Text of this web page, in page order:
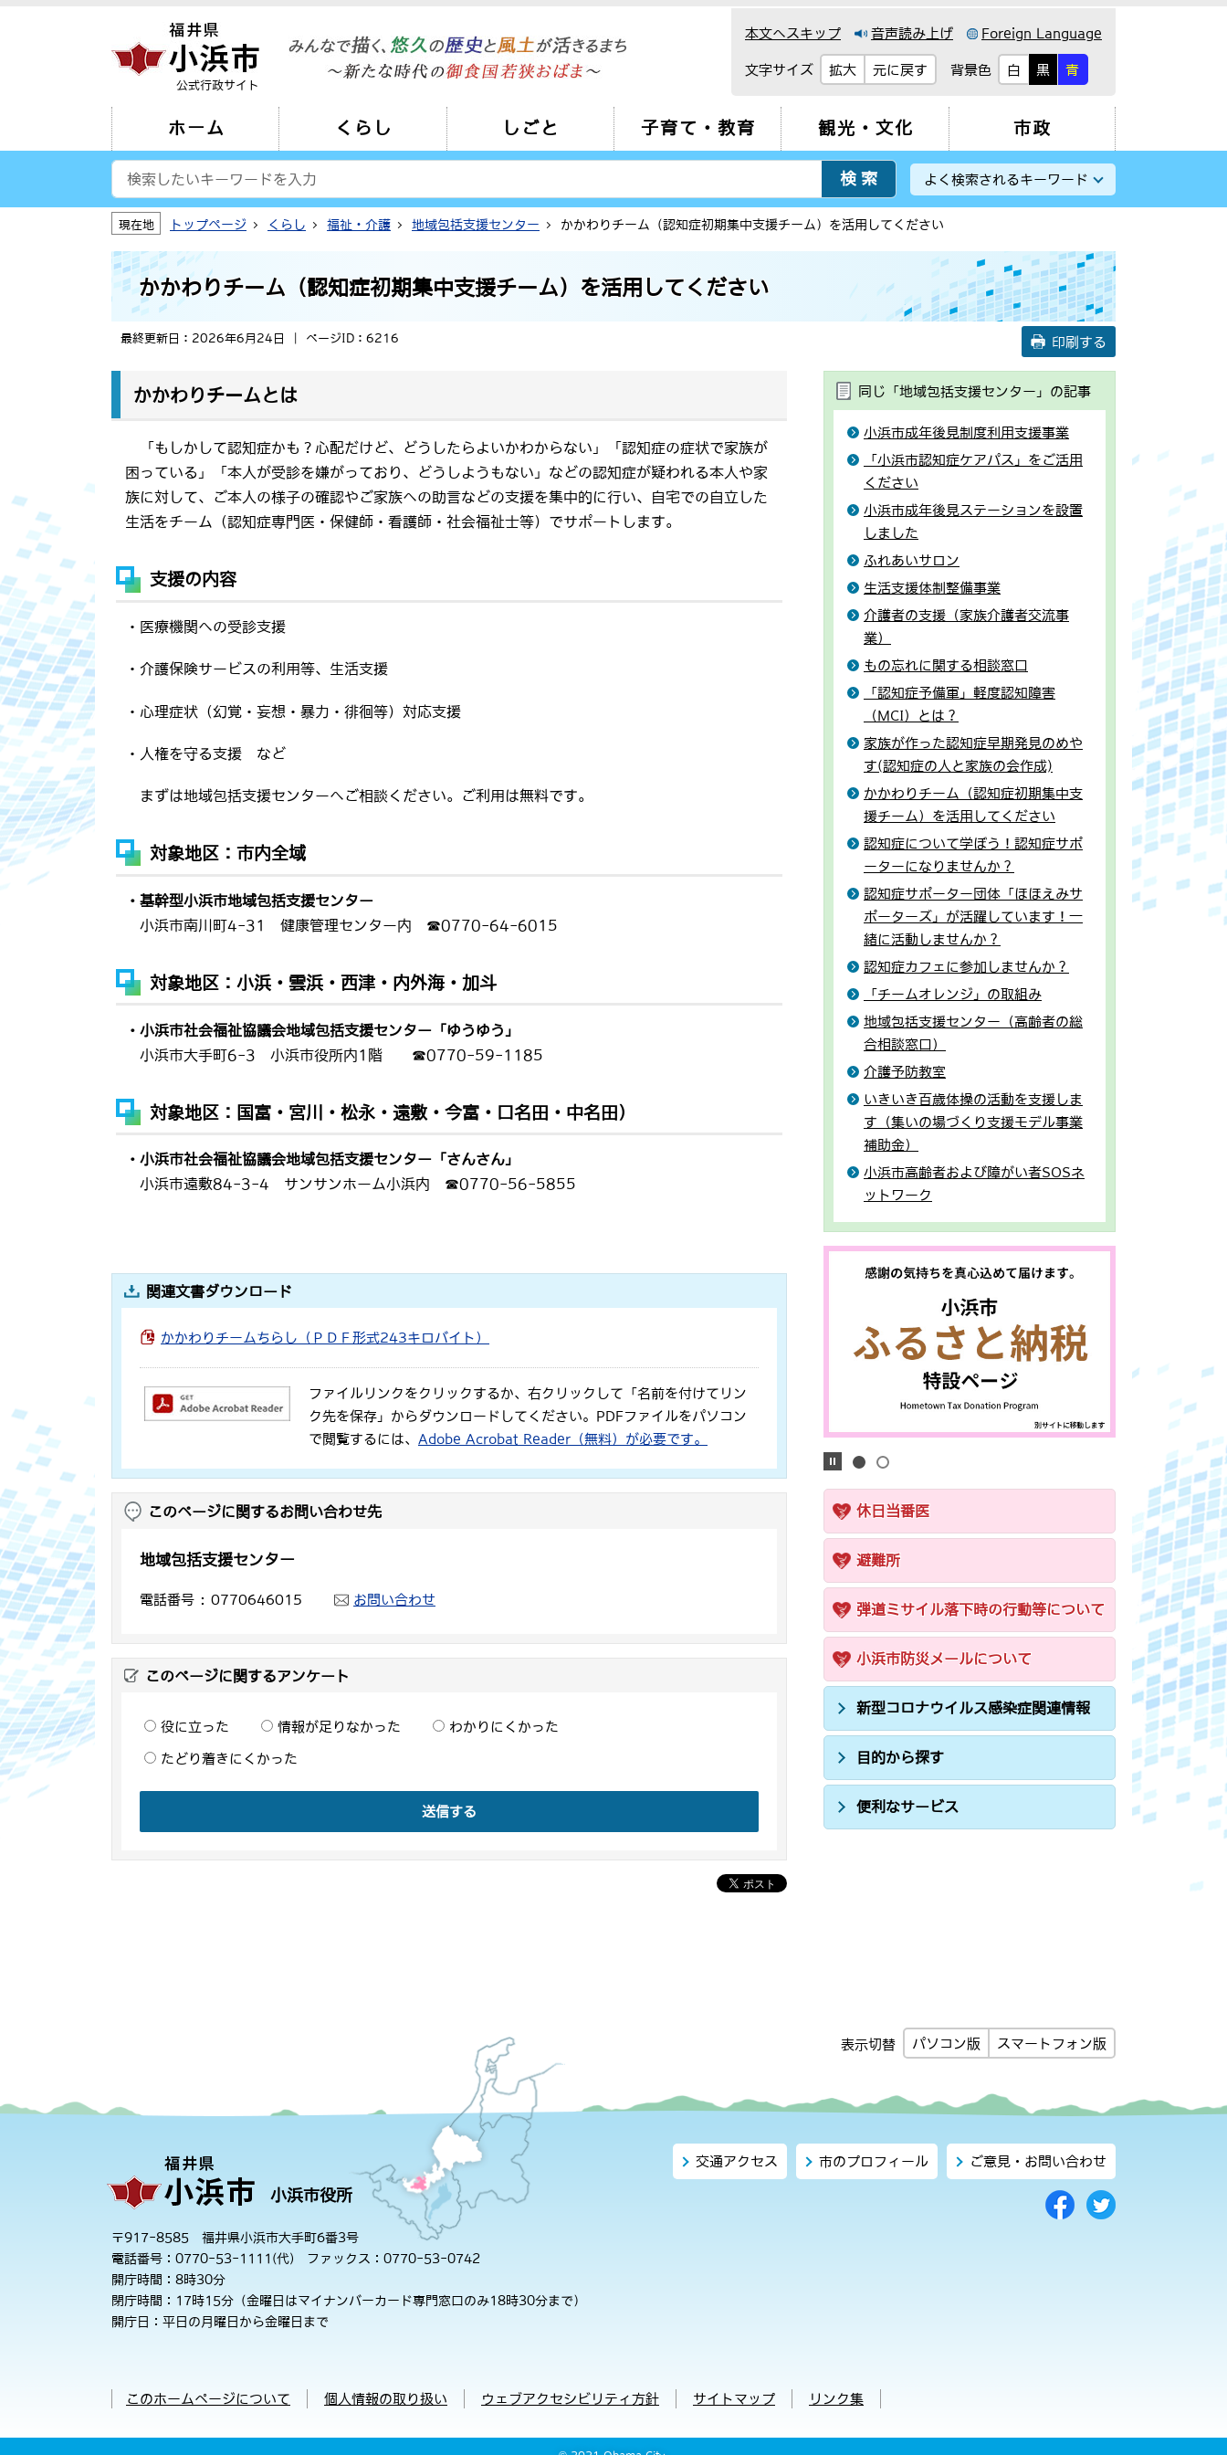
公式行政サイト
本文へスキップ 音声読み上げ Foreign Language
文字サイズ 拡大 元に戻す 背景色 白 黒 青
ホーム くらし しごと 子育て・教育 観光・文化 市政
よく検索されるキーワード
現在地 トップページ くらし 福祉・介護 地域包括支援センター かかわりチーム（認知症初期集中支援チーム）を活用してください
かかわりチーム（認知症初期集中支援チーム）を活用してください
最終更新日：2026年6月24日 ページID：6216 印刷する
かかわりチームとは
「もしかして認知症かも？心配だけど、どうしたらよいかわからない」「認知症の症状で家族が
困っている」「本人が受診を嫌がっており、どうしようもない」などの認知症が疑われる本人や家
族に対して、ご本人の様子の確認やご家族への助言などの支援を集中的に行い、自宅での自立した
生活をチーム（認知症専門医・保健師・看護師・社会福祉士等）でサポートします。
支援の内容
・医療機関への受診支援
・介護保険サービスの利用等、生活支援
・心理症状（幻覚・妄想・暴力・徘徊等）対応支援
・人権を守る支援 など
まずは地域包括支援センターへご相談ください。ご利用は無料です。
対象地区：市内全域
・基幹型小浜市地域包括支援センター
小浜市南川町4-31 健康管理センター内 ☎0770-64-6015
対象地区：小浜・雲浜・西津・内外海・加斗
・小浜市社会福祉協議会地域包括支援センター「ゆうゆう」
小浜市大手町6-3 小浜市役所内1階 ☎0770-59-1185
対象地区：国富・宮川・松永・遠敷・今富・口名田・中名田）
・小浜市社会福祉協議会地域包括支援センター「さんさん」
小浜市遠敷84-3-4 サンサンホーム小浜内 ☎0770-56-5855
関連文書ダウンロード
かかわりチームちらし（ＰＤＦ形式243キロバイト）
ファイルリンクをクリックするか、右クリックして「名前を付けてリン
ク先を保存」からダウンロードしてください。PDFファイルをパソコン
で閲覧するには、 Adobe Acrobat Reader（無料）が必要です。
このページに関するお問い合わせ先
地域包括支援センター
電話番号 0770646015 お問い合わせ
このページに関するアンケート
役に立った 情報が足りなかった わかりにくかった
たどり着きにくかった
送信する
同じ「地域包括支援センター」の記事
小浜市成年後見制度利用支援事業
「小浜市認知症ケアパス」をご活用
ください
小浜市成年後見ステーションを設置
しました
ふれあいサロン
生活支援体制整備事業
介護者の支援（家族介護者交流事
業）
もの忘れに関する相談窓口
「認知症予備軍」軽度認知障害
（MCI）とは？
家族が作った認知症早期発見のめや
す(認知症の人と家族の会作成)
かかわりチーム（認知症初期集中支
援チーム）を活用してください
認知症について学ぼう！認知症サポ
ーターになりませんか？
認知症サポーター団体「ほほえみサ
ポーターズ」が活躍しています！一
緒に活動しませんか？
認知症カフェに参加しませんか？
「チームオレンジ」の取組み
地域包括支援センター（高齢者の総
合相談窓口）
介護予防教室
いきいき百歳体操の活動を支援しま
す（集いの場づくり支援モデル事業
補助金）
小浜市高齢者および障がい者SOSネ
ットワーク
休日当番医
避難所
弾道ミサイル落下時の行動等について
小浜市防災メールについて
新型コロナウイルス感染症関連情報
目的から探す
便利なサービス
表示切替 パソコン版 スマートフォン版
小浜市役所
〒917-8585 福井県小浜市大手町6番3号
電話番号：0770-53-1111(代) ファックス：0770-53-0742
開庁時間：8時30分
閉庁時間：17時15分（金曜日はマイナンバーカード専門窓口のみ18時30分まで）
開庁日：平日の月曜日から金曜日まで
交通アクセス 市のプロフィール ご意見・お問い合わせ
このホームページについて 個人情報の取り扱い ウェブアクセシビリティ方針 サイトマップ リンク集